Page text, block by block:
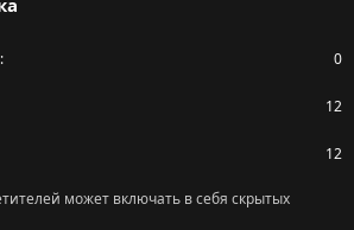
0
12
12
может включать в себя скрытых